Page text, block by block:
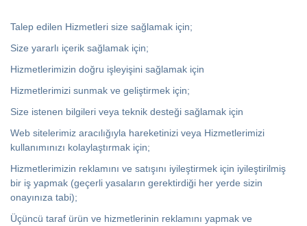
Talep edilen Hizmetleri size sağlamak için;
Size yararlı içerik sağlamak için;
Hizmetlerimizin doğru işleyişini sağlamak için
Hizmetlerimizi sunmak ve geliştirmek için;
Size istenen bilgileri veya teknik desteği sağlamak için
Web sitelerimiz aracılığıyla hareketinizi veya Hizmetlerimizi
kullanımınızı kolaylaştırmak için;
Hizmetlerimizin reklamını ve satışını iyileştirmek için iyileştirilmiş
bir iş yapmak (geçerli yasaların gerektirdiği her yerde sizin
onayınıza tabi);
Üçüncü taraf ürün ve hizmetlerinin reklamını yapmak ve